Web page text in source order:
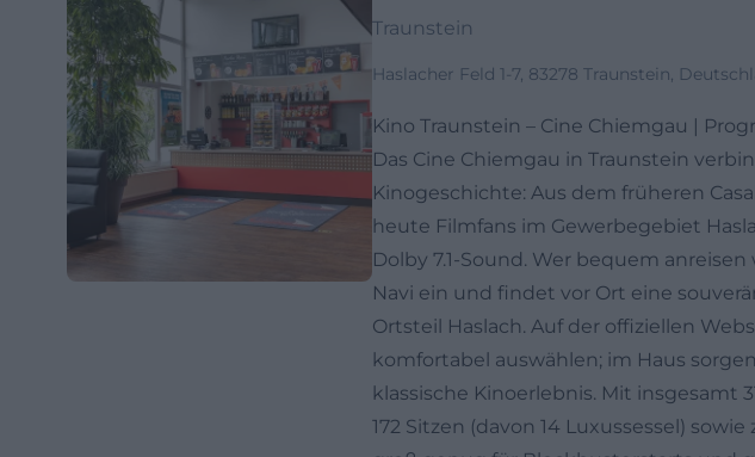
Traunstein
Haslacher Feld 1-7, 83278 Traunstein,
Kino Traunstein – Cine Chiemgau |
Das Cine Chiemgau in Traunstein
Kinogeschichte: Aus dem früheren
heute Filmfans im Gewerbegebiet
Dolby 7.1-Sound. Wer bequem anreisen
Navi ein und findet vor Ort eine
Ortsteil Haslach. Auf der offiziellen
komfortabel auswählen; im Haus
klassische Kinoerlebnis. Mit insgesamt
172 Sitzen (davon 14 Luxussessel)